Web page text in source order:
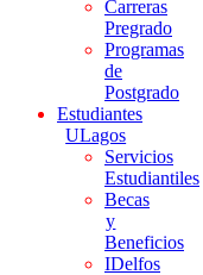
Carreras
Pregrado
Programas
de
Postgrado
Estudiantes
ULagos
Servicios
Estudiantiles
Becas
y
Beneficios
IDelfos